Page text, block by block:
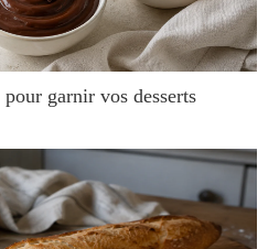
garnir vos desserts